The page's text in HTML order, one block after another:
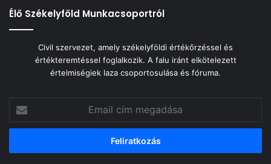
Élő Székelyföld Munkacsoportról
Civil szervezet, amely székelyföldi értékőrzéssel és
értékteremtéssel foglalkozik. A falu iránt elkötelezett
értelmiségiek laza csoportosulása és fóruma.
cím
megadása